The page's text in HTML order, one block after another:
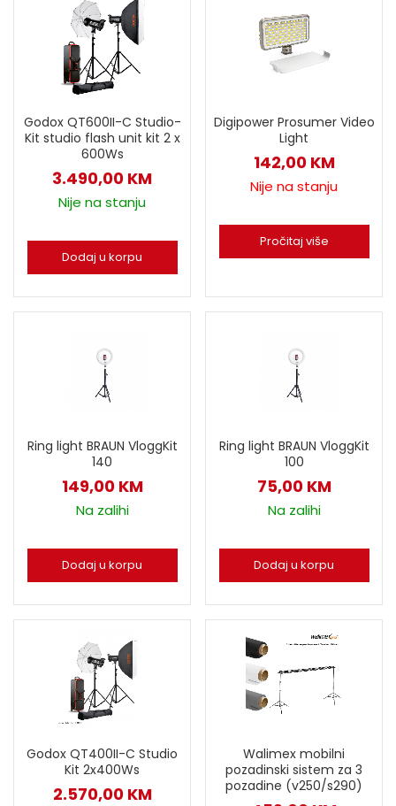
Godox QT600II-C Studio-
Kit studio flash unit kit 2 x
600Ws
3.490,00 KM
Nije na stanju
Dodaj u korpu
Digipower Prosumer Video
Light
142,00 KM
Nije na stanju
Pročitaj više
Ring light BRAUN VloggKit
140
149,00 KM
Na zalihi
Dodaj u korpu
Ring light BRAUN VloggKit
100
75,00 KM
Na zalihi
Dodaj u korpu
Godox QT400II-C Studio
Kit 2x400Ws
2.570,00 KM
Walimex mobilni
pozadinski sistem za 3
pozadine (v250/s290)